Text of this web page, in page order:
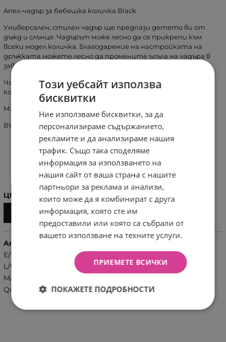
Anex-чадър за бебешка количка Black
Универсален, стилен чадър ще предпази детето ви от
дъжд и слънце. Чадърът може лесно да се прикрепи към
всеки модел количка. Благодарение на настройката на
дръжката можете лесно да промените ъгъла на чадъра в
зависимост от посоката на слънцето и вятъра.
Чадърът е направен от траен, водоустойчив материал,
който е UV защита.
Материал на дръжката: пластмаса, метал
Външен материал: 100% полиестер (водоустойчив)
ХАРАКТЕРИСТИКИ
Цвят
Anex аксесоари
E/type
L/type
M/type
Quant
Този уебсайт използва
бисквитки
Ние използваме бисквитки, за да
персонализираме съдържанието,
рекламите и да анализираме нашия
трафик. Също така споделяме
информация за използването на
нашия сайт от ваша страна с нашите
партньори за реклама и анализи,
които може да я комбинират с друга
информация, която сте им
предоставили или която са събрали от
вашето използване на техните услуги.
ПРИЕМЕТЕ ВСИЧКИ
ПОКАЖЕТЕ ПОДРОБНОСТИ